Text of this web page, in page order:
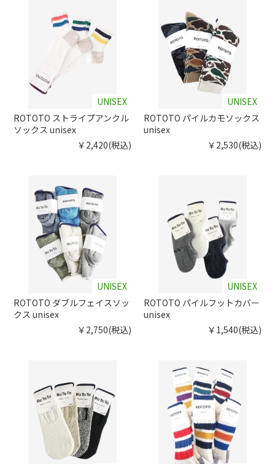
UNISEX
ROTOTO ストライプアンクル
ソックス unisex
￥2,420(税込)
UNISEX
ROTOTO パイルカモソックス
unisex
￥2,530(税込)
UNISEX
ROTOTO ダブルフェイスソッ
クス unisex
￥2,750(税込)
UNISEX
ROTOTO パイルフットカバー
unisex
￥1,540(税込)